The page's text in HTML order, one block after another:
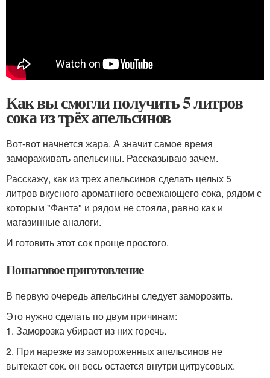
Как вы смогли получить 5 литров
сока из трёх апельсинов
Вот-вот начнется жара. А значит самое время
замораживать апельсины. Рассказываю зачем.
Расскажу, как из трех апельсинов сделать целых 5
литров вкусного ароматного освежающего сока, рядом с
которым "Фанта" и рядом не стояла, равно как и
магазинные аналоги.
И готовить этот сок проще простого.
Пошаговое приготовление
В первую очередь апельсины следует заморозить.
Это нужно сделать по двум причинам:
1. Заморозка убирает из них горечь.
2. При нарезке из замороженных апельсинов не
вытекает сок. он весь остается внутри цитрусовых.